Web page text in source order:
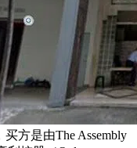
方是由The Assembly